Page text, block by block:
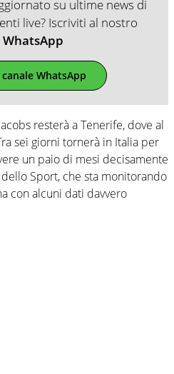
su ultime news di
live? Iscriviti al nostro
WhatsApp
WhatsApp
resterà a Tenerife, dove al
sei giorni tornerà in Italia per
un paio di mesi decisamente
Sport, che sta monitorando
con alcuni dati davvero